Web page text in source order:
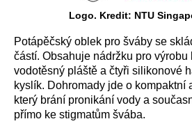
Logo. Kredit: NTU
Potápěčský oblek pro šváby se
částí. Obsahuje nádržku pro výrobu
vodotěsný pláště a čtyři silikonové
kyslík. Dohromady jde o kompaktní
který brání pronikání vody a
přímo ke stigmatům švába.